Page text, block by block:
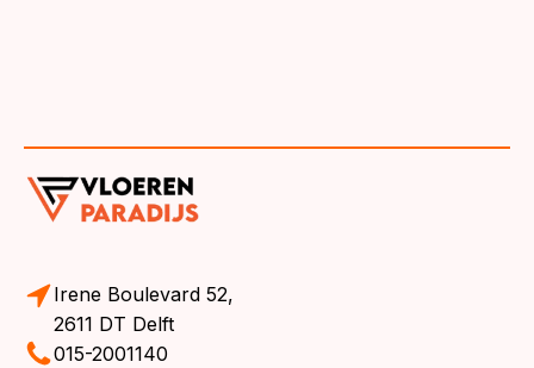
Irene Boulevard 52,
2611 DT Delft
015-2001140